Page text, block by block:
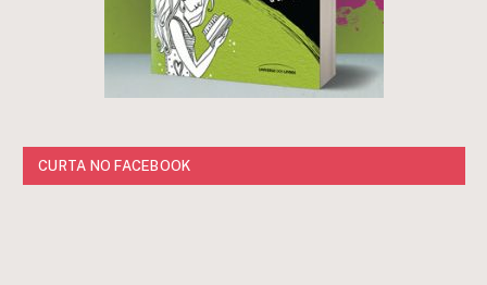
CURTA NO FACEBOOK